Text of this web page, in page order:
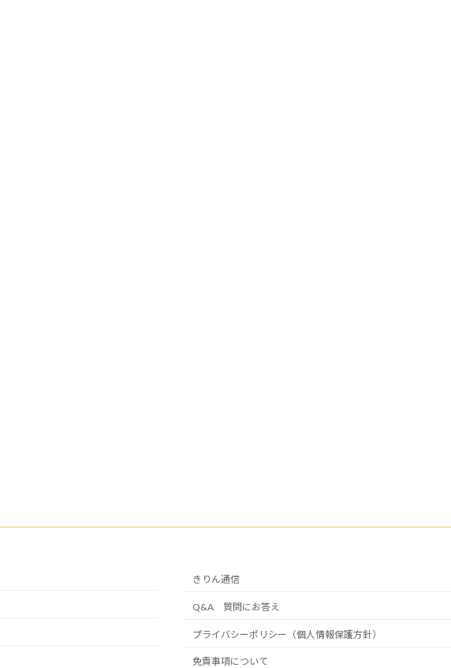
きりん通信
Q&A 質問にお答え
プライバシーポリシー（個人情報保護方針）
免責事項について